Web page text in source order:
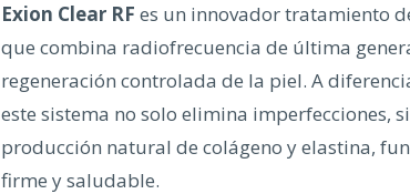
Exion Clear RF es un innovador tratamiento
que combina radiofrecuencia de última
regeneración controlada de la piel. A
este sistema no solo elimina imperfecciones,
producción natural de colágeno y elastina,
firme y saludable.